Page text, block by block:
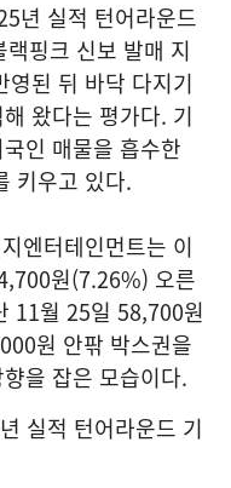
년 실적 턴어라운드
핑크 신보 발매 지
된 뒤 바닥 다지기
왔다는 평가다. 기
인 매물을 흡수한
키우고 있다.
엔터테인먼트는 이
원(7.26%) 오른
11월 25일 58,700원
원 안팎 박스권을
을 잡은 모습이다.